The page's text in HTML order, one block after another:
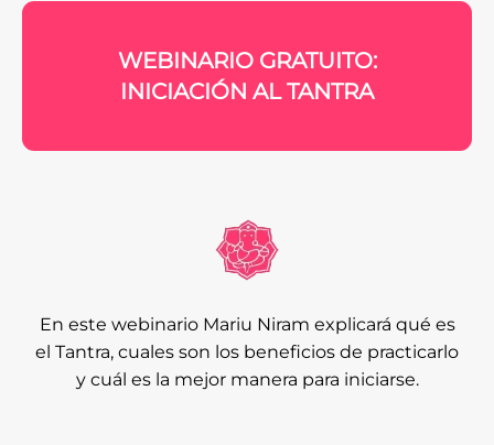
WEBINARIO GRATUITO:
INICIACIÓN AL TANTRA
En este webinario Mariu Niram explicará qué es
el Tantra, cuales son los beneficios de practicarlo
y cuál es la mejor manera para iniciarse.